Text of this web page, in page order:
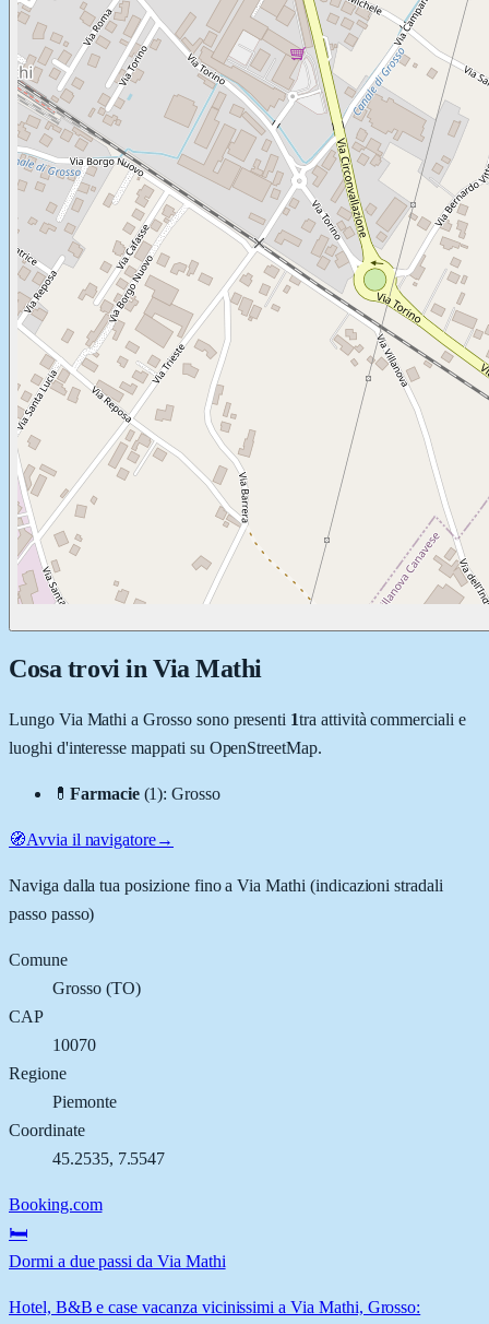
Cosa trovi in Via Mathi
Lungo Via Mathi aGrossosono presenti 1tra attività commerciali e
luoghi d'interesse mappati su OpenStreetMap.
💊 Farmacie (1):Grosso
🧭Avvia il navigatore→
Naviga dalla tua posizione fino aVia Mathi (indicazioni stradali
passo passo)
Comune
Grosso(TO)
CAP
10070
Regione
Piemonte
Coordinate
45.2535, 7.5547
Booking.com
🛏️
Dormi a due passi da Via Mathi
Hotel, B&B e case vacanza vicinissimi a Via Mathi, Grosso: